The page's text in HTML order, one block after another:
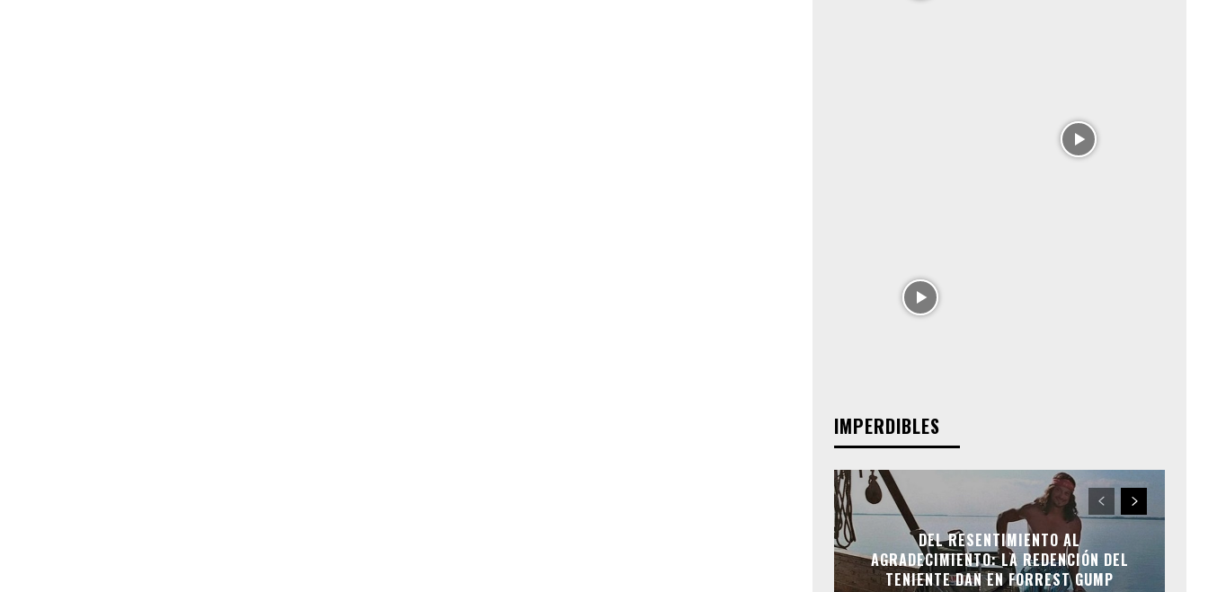
IMPERDIBLES
DEL RESENTIMIENTO AL
AGRADECIMIENTO: LA REDENCIÓN DEL
TENIENTE DAN EN FORREST GUMP